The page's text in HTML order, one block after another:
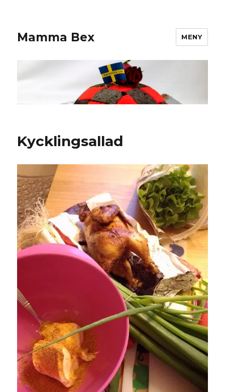
Mamma Bex MENY
Kycklingsallad